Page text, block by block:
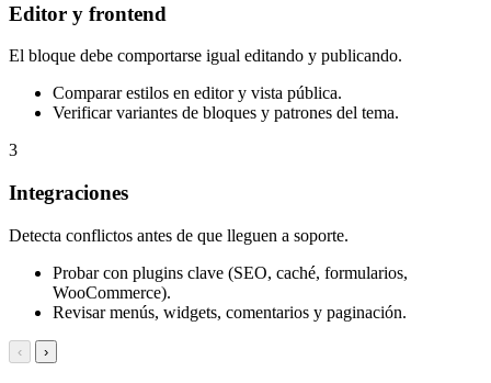
Editor y frontend
El bloque debe comportarse igual editando y publicando.
Comparar estilos en editor y vista pública.
Verificar variantes de bloques y patrones del tema.
3
Integraciones
Detecta conflictos antes de que lleguen a soporte.
Probar con plugins clave (SEO, caché, formularios,
WooCommerce).
Revisar menús, widgets, comentarios y paginación.
‹ ›